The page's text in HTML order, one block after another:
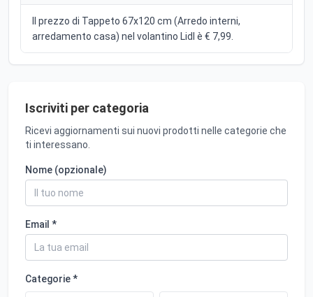
Il prezzo di Tappeto 67x120 cm (Arredo interni,
arredamento casa) nel volantino Lidl è € 7,99.
Iscriviti per categoria
Ricevi aggiornamenti sui nuovi prodotti nelle categorie che
ti interessano.
Nome (opzionale)
Email *
Categorie *